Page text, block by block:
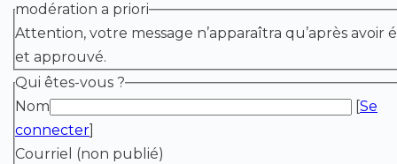
modération a priori
Attention, votre message n’apparaîtra qu’après avoir
et approuvé.
Qui êtes-vous ?
Nom
[Se
connecter]
Courriel (non publié)